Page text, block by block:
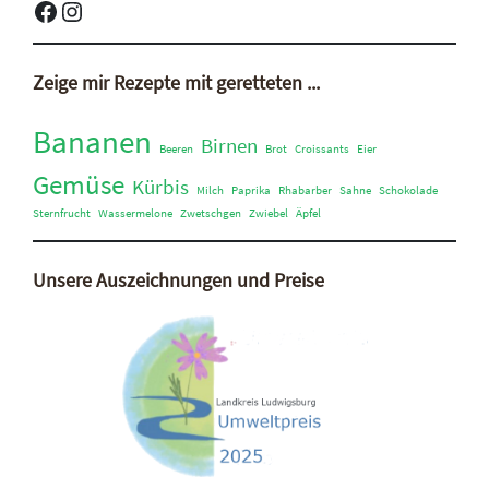
Facebook
Instagram
Zeige mir Rezepte mit geretteten ...
Bananen Beeren Birnen Brot Croissants Eier
Gemüse Kürbis Milch Paprika Rhabarber Sahne Schokolade
Sternfrucht Wassermelone Zwetschgen Zwiebel Äpfel
Unsere Auszeichnungen und Preise